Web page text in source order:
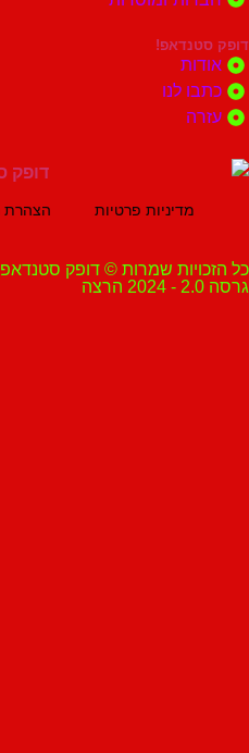
לנו
מדיניות פרטיות הצהרת נגישות
שמרות © דופק סטנדאפ ובידור 2014-2024.